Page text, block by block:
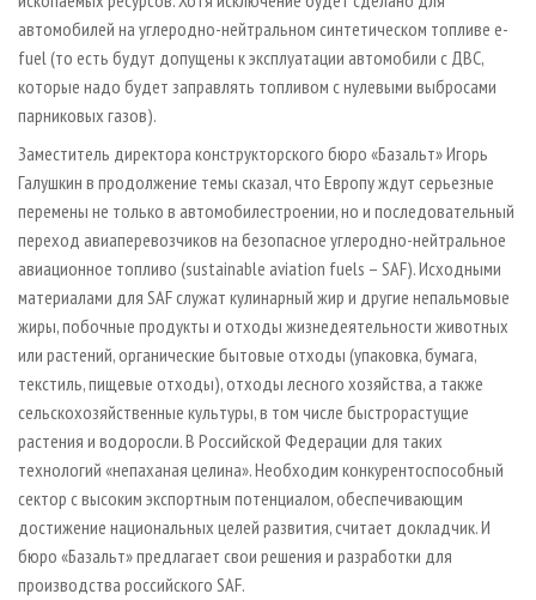
автомобилей на углеродно-нейтральном синтетическом топливе e-
fuel (то есть будут допущены к эксплуатации автомобили с ДВС,
которые надо будет заправлять топливом с нулевыми выбросами
парниковых газов).
Заместитель директора конструкторского бюро «Базальт» Игорь
Галушкин в продолжение темы сказал, что Европу ждут серьезные
перемены не только в автомобилестроении, но и последовательный
переход авиаперевозчиков на безопасное углеродно-нейтральное
авиационное топливо (sustainable aviation fuels – SAF). Исходными
материалами для SAF служат кулинарный жир и другие непальмовые
жиры, побочные продукты и отходы жизнедеятельности животных
или растений, органические бытовые отходы (упаковка, бумага,
текстиль, пищевые отходы), отходы лесного хозяйства, а также
сельскохозяйственные культуры, в том числе быстрорастущие
растения и водоросли. В Российской Федерации для таких
технологий «непаханая целина». Необходим конкурентоспособный
сектор с высоким экспортным потенциалом, обеспечивающим
достижение национальных целей развития, считает докладчик. И
бюро «Базальт» предлагает свои решения и разработки для
производства российского SAF.